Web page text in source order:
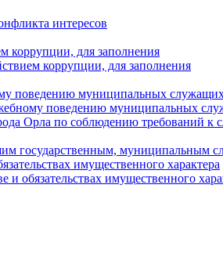
интересов
коррупции, для заполнения
коррупции, для заполнения
поведению муниципальных
поведению муниципальных
Орла по соблюдению требований
государственным, муниципальным
имущественного характера
обязательствах имущественного